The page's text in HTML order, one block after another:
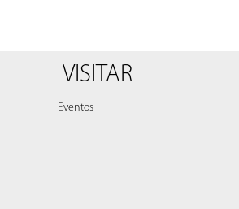
VISITAR
Eventos